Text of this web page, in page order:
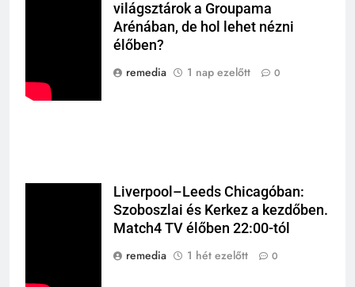
világsztárok a Groupama
Arénában, de hol lehet nézni
élőben?
remedia
1 nap ezelőtt 0
Liverpool–Leeds Chicagóban:
Szoboszlai és Kerkez a kezdőben.
Match4 TV élőben 22:00-tól
remedia
1 hét ezelőtt 0